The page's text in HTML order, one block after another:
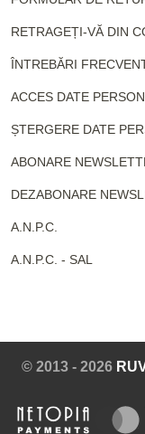
RETRAGEȚI-VĂ DIN
ÎNTREBĂRI
ACCES DATE
ȘTERGERE DATE
ABONARE
DEZABONARE
A.N.P.C.
A.N.P.C. - SAL
© 2013 - 2026